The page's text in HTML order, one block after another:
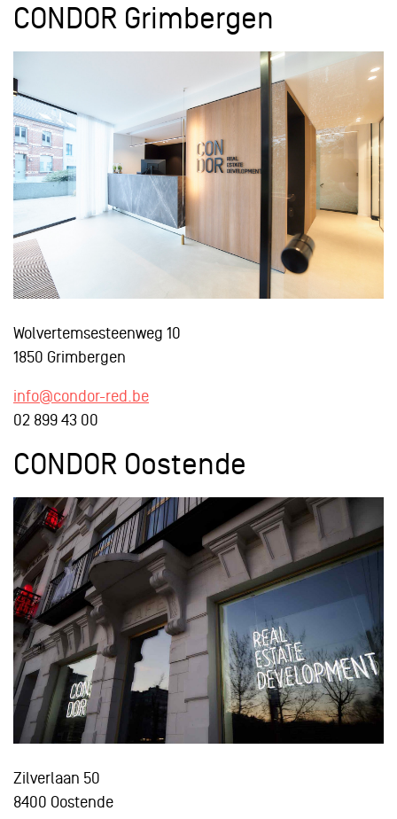
CONDOR Grimbergen
Wolvertemsesteenweg 10
1850 Grimbergen
info@condor-red.be
02 899 43 00
CONDOR Oostende
Zilverlaan 50
8400 Oostende